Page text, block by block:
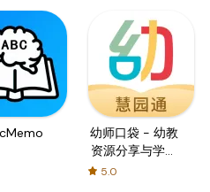
幼师口袋 - 幼教
资源分享与学习
5.0